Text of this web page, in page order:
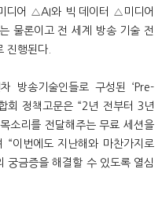
디어 △AI와 빅 데이터 △미디어
물론이고 전 세계 방송 기술 전
진행된다.
차 방송기술인들로 구성된 ‘Pre-
회 정책고문은 “2년 전부터 3년
소리를 전달해주는 무료 세션을
“이번에도 지난해와 마찬가지로
궁금증을 해결할 수 있도록 열심